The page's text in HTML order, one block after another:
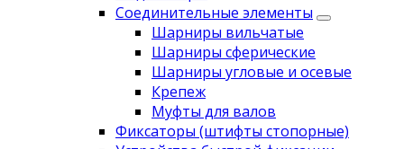
Соединительные элементы
Шарниры вильчатые
Шарниры сферические
Шарниры угловые и осевые
Крепеж
Муфты для валов
Фиксаторы (штифты стопорные)